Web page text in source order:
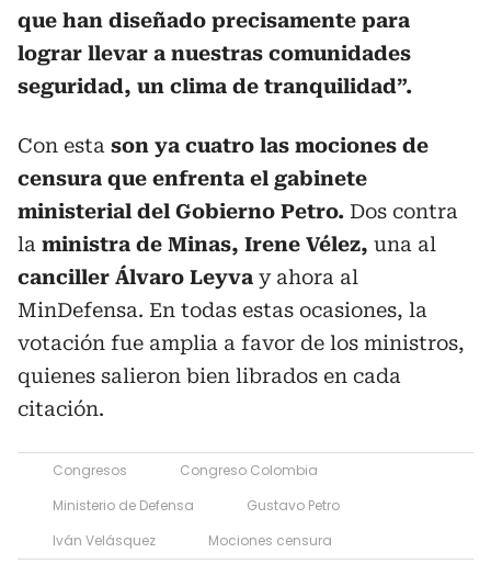
que han diseñado precisamente para
lograr llevar a nuestras comunidades
seguridad, un clima de tranquilidad”.
Con esta son ya cuatro las mociones de
censura que enfrenta el gabinete
ministerial del Gobierno Petro. Dos contra
la ministra de Minas, Irene Vélez, una al
canciller Álvaro Leyva y ahora al
MinDefensa. En todas estas ocasiones, la
votación fue amplia a favor de los ministros,
quienes salieron bien librados en cada
citación.
Congresos
Congreso Colombia
Ministerio de Defensa
Gustavo Petro
Iván Velásquez
Mociones censura